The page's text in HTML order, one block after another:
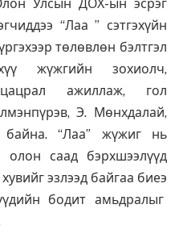
Улсын ДОХ-ын эсрэг
“Лаа ” сэтгэхүйн
төлөвлөн бэлтгэл
жүжгийн зохиолч,
ажиллаж, гол
Э. Мөнхдалай,
байна. “Лаа” жүжиг нь
олон саад бэрхшээлүүд
эзлээд байгаа биеэ
бодит амьдралыг